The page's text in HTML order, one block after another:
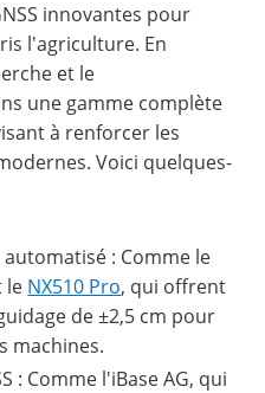
innovantes pour
l'agriculture. En
et le
une gamme complète
à renforcer les
Voici quelques-
: Comme le
le NX510 Pro, qui offrent
de ±2,5 cm pour
machines.
: Comme l'iBase AG, qui